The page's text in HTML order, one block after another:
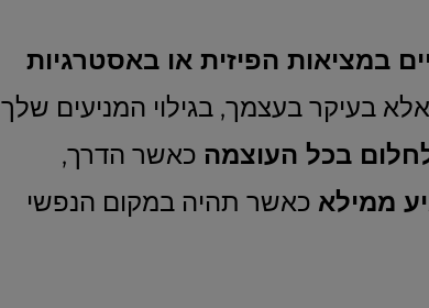
במציאות הפיזית או באסטרגיות
בעיקר בעצמך, בגילוי המניעים שלך
בכל העוצמה כאשר הדרך,
ממילא כאשר תהיה במקום הנפשי